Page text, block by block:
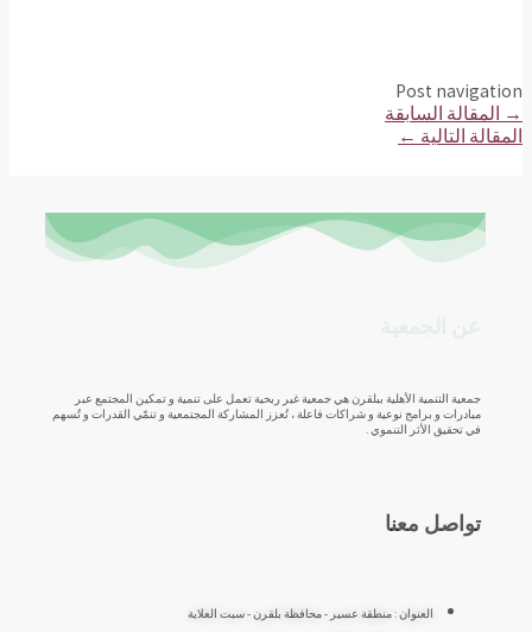
Post navigation
→ المقالة السابقة
المقالة التالية ←
جمعية التنمية الأهلية ببلقرن هي جمعية غير ربحية تعمل على تنمية و تمكين المجتمع عبر
مبادرات و برامج نوعية و شراكات فاعلة ، تُعزز المشاركة المجتمعية و تنمّي القدرات و تُسهم
في تحقيق الأثر التنموي .
تواصل معنا
العنوان : منطقة عسير - محافظة بلقرن - سبت العلاية